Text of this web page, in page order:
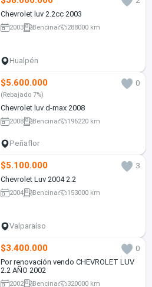
Chevrolet luv 2.2cc 2003
2003 Bencina 288000 km
Hualpén
$5.600.000 0
(Rebajado 7%)
Chevrolet luv d-max 2008
2008 Bencina 196220 km
Peñaflor
$5.100.000
3
Chevrolet Luv 2004 2.2
2004 Bencina 153000 km
Valparaíso
$3.400.000
0
Por renovación vendo CHEVROLET LUV
2.2 AÑO 2002
2002 Bencina 320000 km